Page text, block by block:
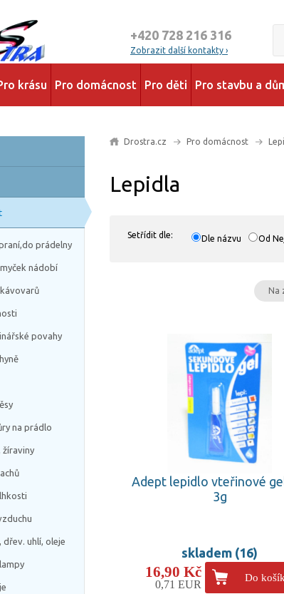
+420 728 216 316
Zobrazit další kontakty ›
krásu Pro domácnost Pro děti Pro stavbu a
prádelny
nádobí
povahy
na prádlo
žíraviny
dřev. uhlí, oleje
Drostra.cz Pro domácnost
Lepidla
Setřídit dle: Dle názvu Od
Na
Adept lepidlo vteřinové
3g
skladem (16)
16,90 Kč
0,71 EUR
Do